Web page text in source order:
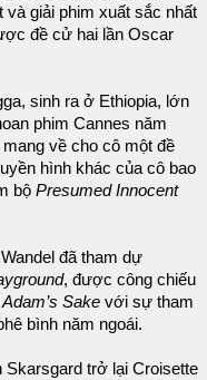
giải phim xuất sắc nhất
đề cử hai lần Oscar
sinh ra ở Ethiopia, lớn
phim Cannes năm
về cho cô một đề
hình khác của cô bao
bộ Presumed Innocent
đã tham dự
, được công chiếu
Adam’s Sake với sự tham
bình năm ngoái.
trở lại Croisette